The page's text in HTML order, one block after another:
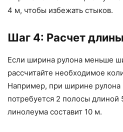
4 м, чтобы избежать стыков.
Шаг 4: Расчет
Если ширина рулона меньше
рассчитайте необходимое
Например, при ширине
потребуется 2 полосы
линолеума составит 10 м.